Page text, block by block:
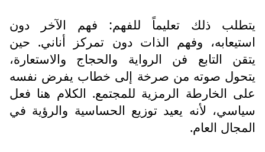
يتطلب ذلك تعليماً للفهم: فهم الآخر دون
استيعابه، وفهم الذات دون تمركز أناني. حين
يتقن التابع فن الرواية والحجاج والاستعارة،
يتحول صوته من صرخة إلى خطاب يفرض نفسه
على الخارطة الرمزية للمجتمع. الكلام هنا فعل
سياسي، لأنه يعيد توزيع الحساسية والرؤية في
المجال العام.